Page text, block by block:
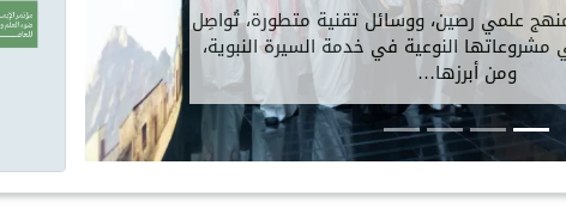
خدمةً للسيرة النبوية بمنهج علمي رصين، ووسائل تقنية متطورة، تُواصِل
رابطة العالم الإسلامي مشروعاتها النوعية في خدمة السيرة النبوية،
ومن أبرزها…